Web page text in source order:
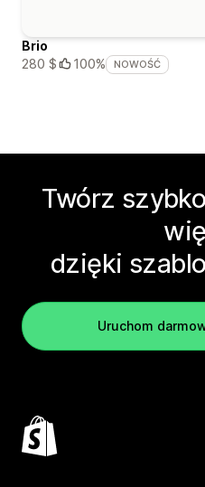
Brio
280 $
100% NOWOŚĆ
Twórz
dzięki
Uruchom